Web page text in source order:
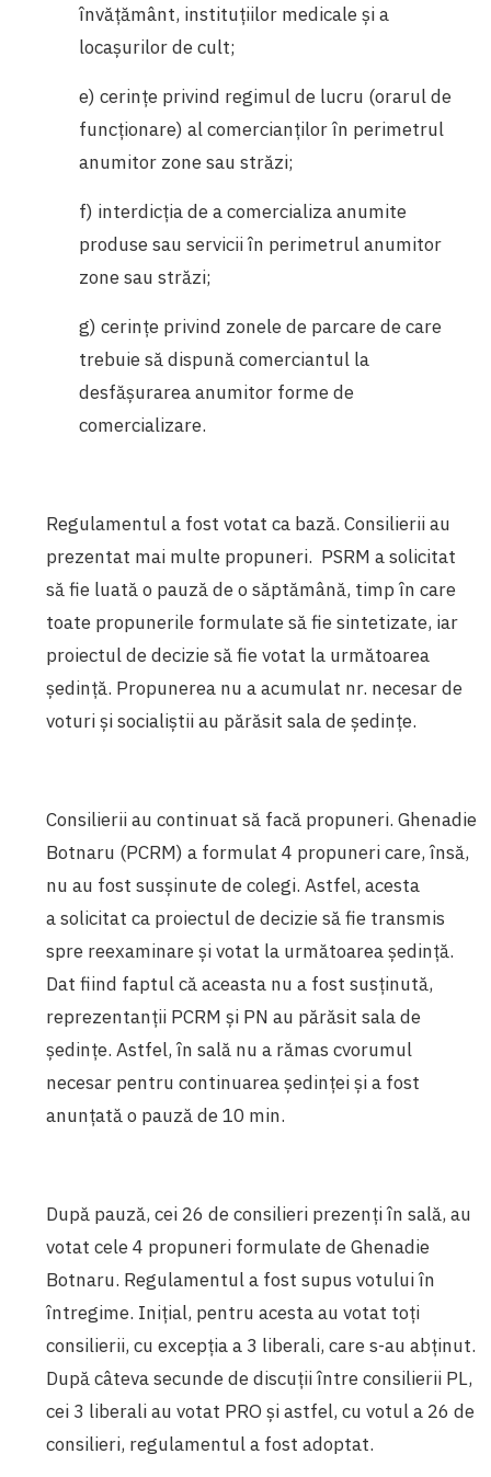
învăţământ, instituţiilor medicale şi a
locaşurilor de cult;
e) cerinţe privind regimul de lucru (orarul de
funcţionare) al comercianţilor în perimetrul
anumitor zone sau străzi;
f) interdicţia de a comercializa anumite
produse sau servicii în perimetrul anumitor
zone sau străzi;
g) cerinţe privind zonele de parcare de care
trebuie să dispună comerciantul la
desfăşurarea anumitor forme de
comercializare.
Regulamentul a fost votat ca bază. Consilierii au
prezentat mai multe propuneri. PSRM a solicitat
să fie luată o pauză de o săptămână, timp în care
toate propunerile formulate să fie sintetizate, iar
proiectul de decizie să fie votat la următoarea
ședință. Propunerea nu a acumulat nr. necesar de
voturi și socialiștii au părăsit sala de ședințe.
Consilierii au continuat să facă propuneri. Ghenadie
Botnaru (PCRM) a formulat 4 propuneri care, însă,
nu au fost susșinute de colegi. Astfel, acesta
a solicitat ca proiectul de decizie să fie transmis
spre reexaminare și votat la următoarea ședință.
Dat fiind faptul că aceasta nu a fost susținută,
reprezentanții PCRM și PN au părăsit sala de
ședințe. Astfel, în sală nu a rămas cvorumul
necesar pentru continuarea ședinței și a fost
anunțată o pauză de 10 min.
După pauză, cei 26 de consilieri prezenți în sală, au
votat cele 4 propuneri formulate de Ghenadie
Botnaru. Regulamentul a fost supus votului în
întregime. Inițial, pentru acesta au votat toți
consilierii, cu excepția a 3 liberali, care s-au abținut.
După câteva secunde de discuții între consilierii PL,
cei 3 liberali au votat PRO și astfel, cu votul a 26 de
consilieri, regulamentul a fost adoptat.